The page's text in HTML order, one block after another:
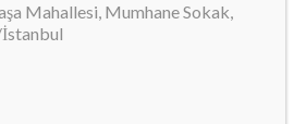
Mahallesi, Mumhane Sokak,